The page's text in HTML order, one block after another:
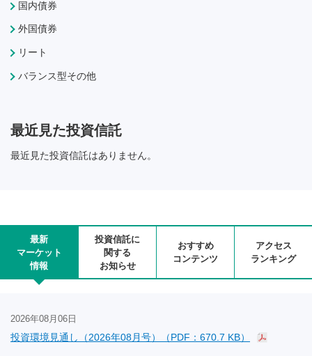
国内債券
外国債券
リート
バランス型その他
最近見た投資信託
最近見た投資信託はありません。
最新
マーケット
情報
投資信託に
関する
お知らせ
おすすめ
コンテンツ
アクセス
ランキング
2026年08月06日
投資環境見通し（2026年08月号）（PDF：670.7 KB）